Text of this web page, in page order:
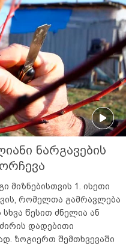
ნარგავების
მიზნებისთვის 1. ისეთი
რომელთა გამრავლება
წესით ძნელია ან
დადებითი
ზოგიერთ შემთხვევაში